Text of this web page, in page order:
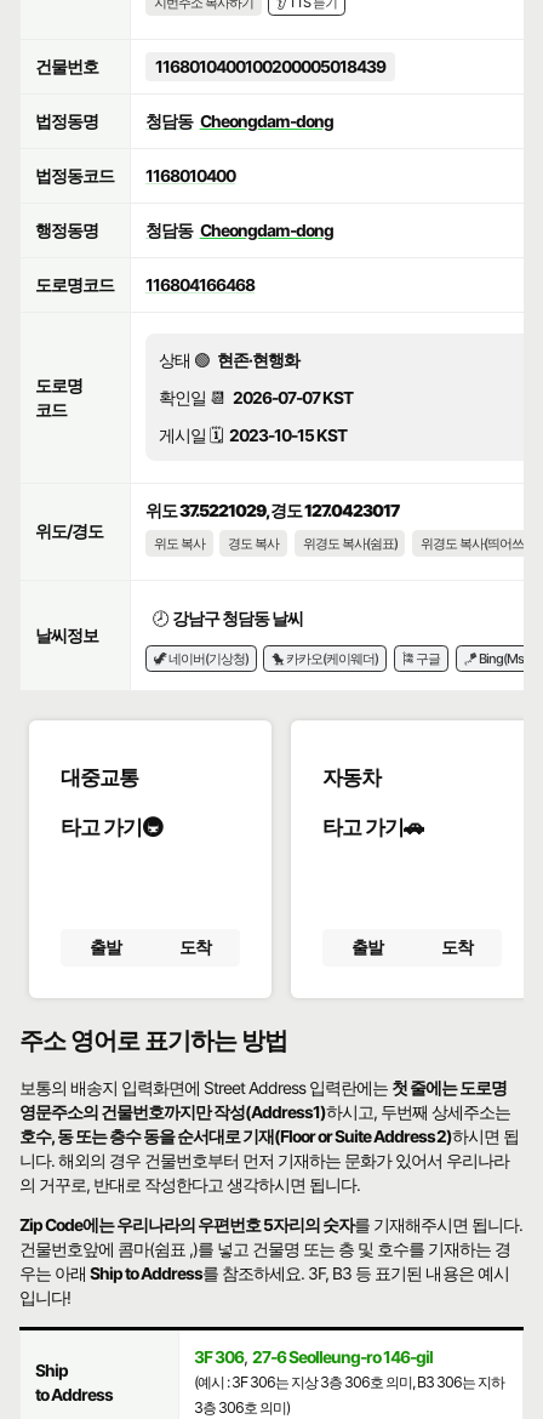
건물번호 1168010400100200005018439
법정동명 청담동 Cheongdam-dong
법정동코드 1168010400
행정동명 청담동 Cheongdam-dong
도로명코드 116804166468
도로명
코드
상태 🟢 현존·현행화
확인일 📆 2026-07-07 KST
게시일 🗓️ 2023-10-15 KST
위도/경도
위도 37.5221029, 경도 127.0423017
위도 복사 경도 복사 위경도 복사(쉼표) 위경도 복사(띄어쓰기)
날씨정보
🕗 강남구 청담동 날씨
🦖 네이버(기상청) 🐤 카카오(케이웨더) 🎏 구글 🪁 Bing(Msn)
대중교통
타고 가기🚇
출발 도착
자동차
타고 가기🚗
출발 도착
주소 영어로 표기하는 방법
보통의 배송지 입력화면에 Street Address 입력란에는 첫 줄에는 도로명
영문주소의 건물번호까지만 작성(Address1)하시고, 두번째 상세주소는
호수, 동 또는 층수 동을 순서대로 기재(Floor or Suite Address2)하시면 됩
니다. 해외의 경우 건물번호부터 먼저 기재하는 문화가 있어서 우리나라
의 거꾸로, 반대로 작성한다고 생각하시면 됩니다.
Zip Code에는 우리나라의 우편번호 5자리의 숫자를 기재해주시면 됩니다.
건물번호앞에 콤마(쉼표 ,)를 넣고 건물명 또는 층 및 호수를 기재하는 경
우는 아래Ship to Address를 참조하세요. 3F, B3 등 표기된 내용은 예시
입니다!
Ship
to Address
3F 306, 27-6 Seolleung-ro 146-gil
(예시 : 3F 306는 지상 3층 306호 의미, B3 306는 지하
3층 306호 의미)